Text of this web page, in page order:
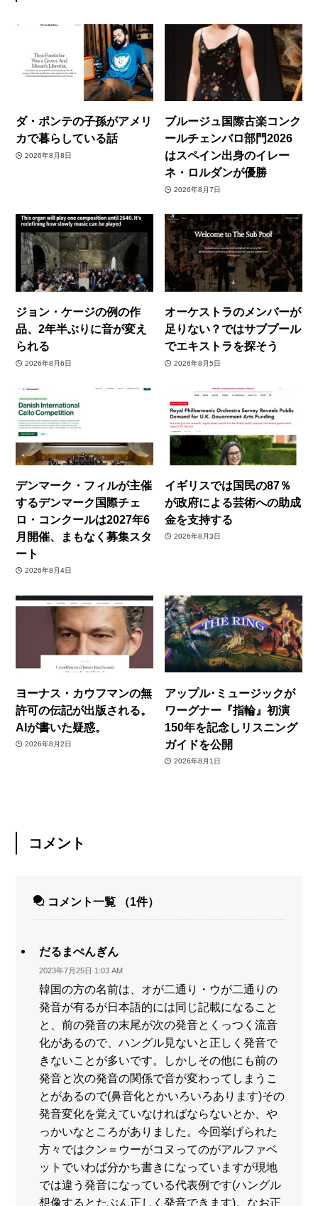
ダ・ポンテの子孫がアメリ
カで暮らしている話
2026年8月8日
ブルージュ国際古楽コンク
ールチェンバロ部門2026
はスペイン出身のイレー
ネ・ロルダンが優勝
2026年8月7日
ジョン・ケージの例の作
品、2年半ぶりに音が変え
られる
2026年8月6日
オーケストラのメンバーが
足りない？ではサブプール
でエキストラを探そう
2026年8月5日
デンマーク・フィルが主催
するデンマーク国際チェ
ロ・コンクールは2027年6
月開催、まもなく募集スタ
ート
2026年8月4日
イギリスでは国民の87％
が政府による芸術への助成
金を支持する
2026年8月3日
ヨーナス・カウフマンの無
許可の伝記が出版される。
AIが書いた疑惑。
2026年8月2日
アップル･ミュージックが
ワーグナー『指輪』初演
150年を記念しリスニング
ガイドを公開
2026年8月1日
コメント
コメント一覧 （1件）
だるまぺんぎん
2023年7月25日 1:03 AM
韓国の方の名前は、オが二通り・ウが二通りの
発音が有るが日本語的には同じ記載になること
と、前の発音の末尾が次の発音とくっつく流音
化があるので、ハングル見ないと正しく発音で
きないことが多いです。しかしその他にも前の
発音と次の発音の関係で音が変わってしまうこ
とがあるので(鼻音化とかいろいろあります)その
発音変化を覚えていなければならないとか、や
っかいなところがありました。今回挙げられた
方々ではクン＝ウーがコヌってのがアルファベ
ットでいわば分かち書きになっていますが現地
では違う発音になっている代表例です(ハングル
想像するとたぶん正しく発音できます)。なお正